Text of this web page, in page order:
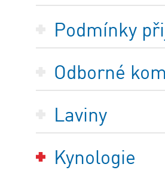
Podmínky
Odborné
Laviny
Kynologie